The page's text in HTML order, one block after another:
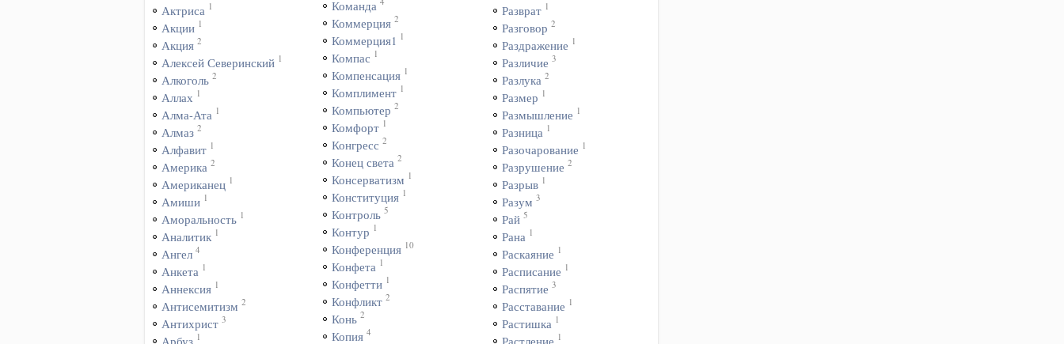
Актриса 1
Акции 1
Акция 2
Алексей Северинский 1
Алкоголь 2
Аллах 1
Алма-Ата 1
Алмаз 2
Алфавит 1
Америка 2
Американец 1
Амиши 1
Аморальность 1
Аналитик 1
Ангел 4
Анкета 1
Аннексия 1
Антисемитизм 2
Антихрист 3
1
Команда
Коммерция 2
Коммерция1 1
Компас 1
Компенсация 1
Комплимент 1
Компьютер 2
Комфорт 1
Конгресс 2
Конец света 2
Консерватизм 1
Конституция 1
Контроль 5
Контур 1
Конференция 10
Конфета 1
Конфетти 1
Конфликт 2
Конь 2
Копия 4
Разврат 1
Разговор 2
Раздражение 1
Различие 3
Разлука 2
Размер 1
Размышление 1
Разница 1
Разочарование 1
Разрушение 2
Разрыв 1
Разум 3
Рай 5
Рана 1
Раскаяние 1
Расписание 1
Распятие 3
Расставание 1
Растишка 1
1